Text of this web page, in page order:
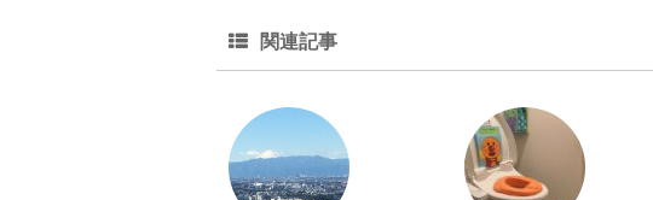
関連記事